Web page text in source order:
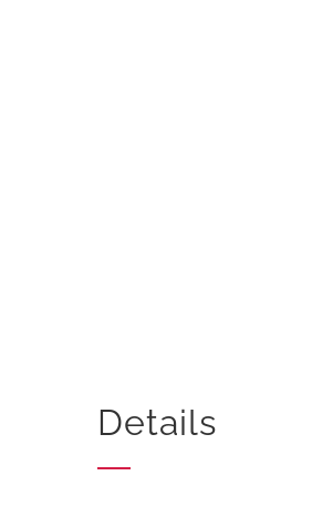
Details